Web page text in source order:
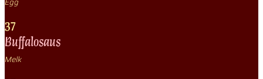
37
Buffalosaus
Melk